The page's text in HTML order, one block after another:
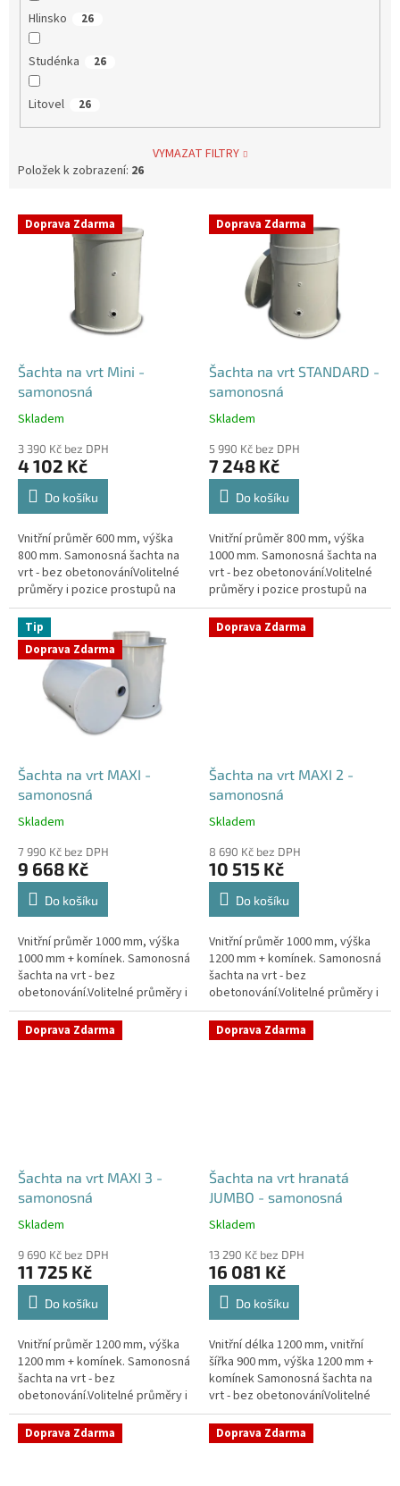
Hlinsko 26
Studénka 26
Litovel 26
VYMAZAT FILTRY
Položek k zobrazení: 26
V Doprava Zdarma
Šachta na vrt Mini -
samonosná
Průměrné
produktu
je
4,4
hvězdiček.
Skladem
3 390 Kč bez DPH
4 102 Kč
Do košíku
Vnitřní průměr 600 mm, výška
800 mm. Samonosná šachta na
vrt - bez obetonováníVolitelné
průměry i pozice prostupů na
pažení vrtu, hadice i elektřinu -
požadované průměry...
Doprava Zdarma
Šachta na vrt STANDARD -
samonosná
Průměrné
produktu
je
4,3
hvězdiček.
Skladem
5 990 Kč bez DPH
7 248 Kč
Do košíku
Vnitřní průměr 800 mm, výška
1000 mm. Samonosná šachta na
vrt - bez obetonování.Volitelné
průměry i pozice prostupů na
pažení vrtu, hadice i elektřinu -
požadované průměry...
Tip
Doprava Zdarma
Šachta na vrt MAXI -
samonosná
Průměrné
produktu
je
4,4
hvězdiček.
Skladem
7 990 Kč bez DPH
9 668 Kč
Do košíku
Vnitřní průměr 1000 mm, výška
1000 mm + komínek. Samonosná
šachta na vrt - bez
obetonování.Volitelné průměry i
pozice prostupů na pažení vrtu,
hadice i elektřinu -
požadované...
Doprava Zdarma
Šachta na vrt MAXI 2 -
samonosná
Průměrné
produktu
je
4,5
hvězdiček.
Skladem
8 690 Kč bez DPH
10 515 Kč
Do košíku
Vnitřní průměr 1000 mm, výška
1200 mm + komínek. Samonosná
šachta na vrt - bez
obetonování.Volitelné průměry i
pozice prostupů na pažení vrtu,
hadice i elektřinu -
požadované...
Doprava Zdarma
Šachta na vrt MAXI 3 -
samonosná
Průměrné
produktu
je
4,2
hvězdiček.
Skladem
9 690 Kč bez DPH
11 725 Kč
Do košíku
Vnitřní průměr 1200 mm, výška
1200 mm + komínek. Samonosná
šachta na vrt - bez
obetonování.Volitelné průměry i
pozice prostupů na pažení vrtu,
hadice i elektřinu -
požadované...
Doprava Zdarma
Šachta na vrt hranatá
JUMBO - samonosná
Průměrné
produktu
je
5,0
hvězdiček.
Skladem
13 290 Kč bez DPH
16 081 Kč
Do košíku
Vnitřní délka 1200 mm, vnitřní
šířka 900 mm, výška 1200 mm +
komínek Samonosná šachta na
vrt - bez obetonováníVolitelné
průměry i pozice prostupů na
pažení vrtu, hadice i...
Doprava Zdarma Doprava Zdarma